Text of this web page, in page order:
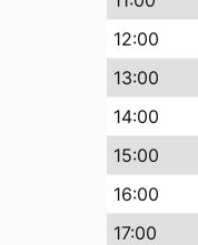
12:00
13:00
14:00
15:00
16:00
17:00